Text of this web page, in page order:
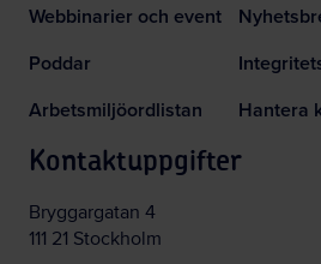
Webbinarier och event
Poddar
Arbetsmiljöordlistan
Hantera
Kontaktuppgifter
Bryggargatan 4
111 21 Stockholm